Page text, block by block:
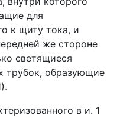
для
к щиту тока, и
же стороне
светящиеся
трубок, образующие
в и. 1